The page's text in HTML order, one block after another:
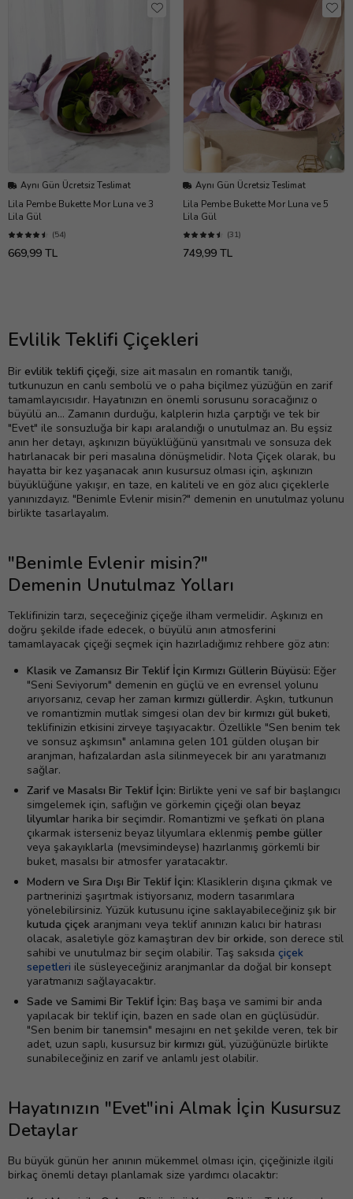
Aynı Gün Ücretsiz Teslimat
Lila Pembe Bukette Mor Luna ve 3
Lila Gül
(54)
669,99 TL
Aynı Gün Ücretsiz Teslimat
Lila Pembe Bukette Mor Luna ve 5
Lila Gül
(31)
749,99 TL
Evlilik Teklifi Çiçekleri
Bir evlilik teklifi çiçeği, size ait masalın en romantik tanığı,
tutkunuzun en canlı sembolü ve o paha biçilmez yüzüğün en zarif
tamamlayıcısıdır. Hayatınızın en önemli sorusunu soracağınız o
büyülü an... Zamanın durduğu, kalplerin hızla çarptığı ve tek bir
"Evet" ile sonsuzluğa bir kapı aralandığı o unutulmaz an. Bu eşsiz
anın her detayı, aşkınızın büyüklüğünü yansıtmalı ve sonsuza dek
hatırlanacak bir peri masalına dönüşmelidir. Nota Çiçek olarak, bu
hayatta bir kez yaşanacak anın kusursuz olması için, aşkınızın
büyüklüğüne yakışır, en taze, en kaliteli ve en göz alıcı çiçeklerle
yanınızdayız. "Benimle Evlenir misin?" demenin en unutulmaz yolunu
birlikte tasarlayalım.
"Benimle Evlenir misin?"
Demenin Unutulmaz Yolları
Teklifinizin tarzı, seçeceğiniz çiçeğe ilham vermelidir. Aşkınızı en
doğru şekilde ifade edecek, o büyülü anın atmosferini
tamamlayacak çiçeği seçmek için hazırladığımız rehbere göz atın:
Klasik ve Zamansız Bir Teklif İçin Kırmızı Güllerin Büyüsü: Eğer
"Seni Seviyorum" demenin en güçlü ve en evrensel yolunu
arıyorsanız, cevap her zaman kırmızı güllerdir. Aşkın, tutkunun
ve romantizmin mutlak simgesi olan dev bir kırmızı gül buketi,
teklifinizin etkisini zirveye taşıyacaktır. Özellikle "Sen benim tek
ve sonsuz aşkımsın" anlamına gelen 101 gülden oluşan bir
aranjman, hafızalardan asla silinmeyecek bir anı yaratmanızı
sağlar.
Zarif ve Masalsı Bir Teklif İçin: Birlikte yeni ve saf bir başlangıcı
simgelemek için, saflığın ve görkemin çiçeği olan beyaz
lilyumlar harika bir seçimdir. Romantizmi ve şefkati ön plana
çıkarmak isterseniz beyaz lilyumlara eklenmiş pembe güller
veya şakayıklarla (mevsimindeyse) hazırlanmış görkemli bir
buket, masalsı bir atmosfer yaratacaktır.
Modern ve Sıra Dışı Bir Teklif İçin: Klasiklerin dışına çıkmak ve
partnerinizi şaşırtmak istiyorsanız, modern tasarımlara
yönelebilirsiniz. Yüzük kutusunu içine saklayabileceğiniz şık bir
kutuda çiçek aranjmanı veya teklif anınızın kalıcı bir hatırası
olacak, asaletiyle göz kamaştıran dev bir orkide, son derece stil
sahibi ve unutulmaz bir seçim olabilir. Taş saksıda çiçek
sepetleri ile süsleyeceğiniz aranjmanlar da doğal bir konsept
yaratmanızı sağlayacaktır.
Sade ve Samimi Bir Teklif İçin: Baş başa ve samimi bir anda
yapılacak bir teklif için, bazen en sade olan en güçlüsüdür.
"Sen benim bir tanemsin" mesajını en net şekilde veren, tek bir
adet, uzun saplı, kusursuz bir kırmızı gül, yüzüğünüzle birlikte
sunabileceğiniz en zarif ve anlamlı jest olabilir.
Hayatınızın "Evet"ini Almak İçin Kusursuz
Detaylar
Bu büyük günün her anının mükemmel olması için, çiçeğinizle ilgili
birkaç önemli detayı planlamak size yardımcı olacaktır: